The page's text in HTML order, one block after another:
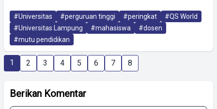
#Universitas #perguruan tinggi #peringkat
#QS World
#Universitas Lampung
#mahasiswa
#dosen
#mutu pendidikan
1 2 3 4 5 6 7 8
Berikan Komentar